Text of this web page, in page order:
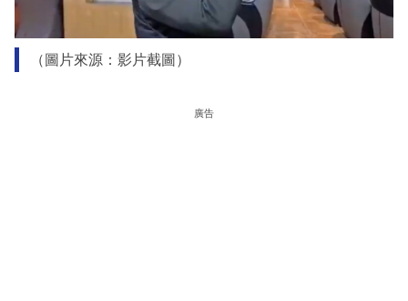
（圖片來源：影片截圖）
廣告